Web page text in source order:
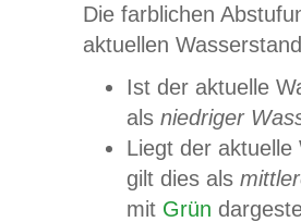
Die farblichen
aktuellen
Ist der aktuelle
als niedriger
Liegt der
gilt dies als
mit Grün